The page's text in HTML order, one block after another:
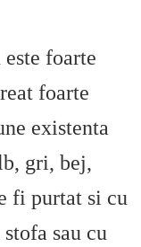
foarte
foarte
existenta
gri, bej,
fi purtat si cu
sau cu